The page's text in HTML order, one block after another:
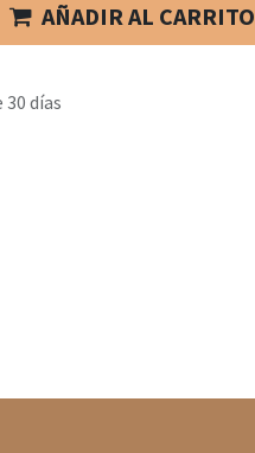
AÑADIR AL CARRITO
días